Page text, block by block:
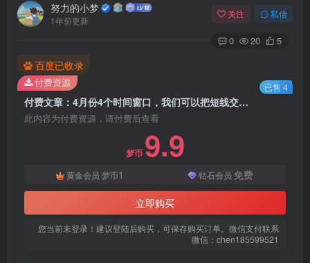
努力的小梦
1年前更新
关注 私信
0 20 5
百度已收录
付费文章：4月份4个时间窗口，我们可以把短线交易做到极致
此内容为付费资源，请付费后查看
梦币 9.9
黄金会员 梦币1 钻石会员 免费
立即购买
您当前未登录！建议登陆后购买，可保存购买订单。微信支付联系
微信：chen185599521
付费资源 已售 4
扫码登录
使用